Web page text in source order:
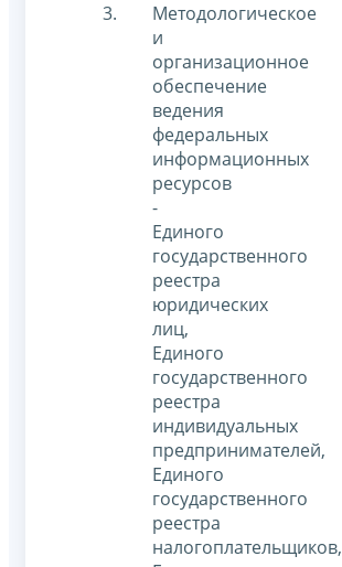
Методологическое
и
организационное
обеспечение
ведения
федеральных
информационных
ресурсов
-
Единого
государственного
реестра
юридических
лиц,
Единого
государственного
реестра
индивидуальных
предпринимателей,
Единого
государственного
реестра
налогоплательщиков,